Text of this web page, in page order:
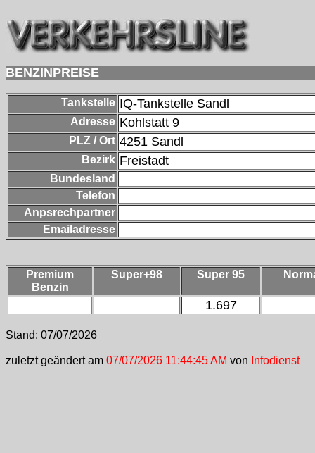
BENZINPREISE
Tankstelle IQ-Tankstelle Sandl
Adresse Kohlstatt 9
PLZ / Ort 4251 Sandl
Bezirk Freistadt
Bundesland
Telefon
Anpsrechpartner
Emailadresse
Premium
Benzin
Super+98 Super 95
1.697
Stand: 07/07/2026
zuletzt geändert am 07/07/2026 11:44:45 AM von Infodienst